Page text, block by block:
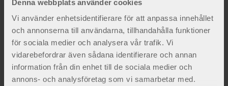
Denna webbplats använder cookies
Vi använder enhetsidentifierare för att anpassa innehållet
och annonserna till användarna, tillhandahålla funktioner
för sociala medier och analysera vår trafik. Vi
vidarebefordrar även sådana identifierare och annan
information från din enhet till de sociala medier och
annons- och analysföretag som vi samarbetar med.
620kr
Lägg till i favoriter